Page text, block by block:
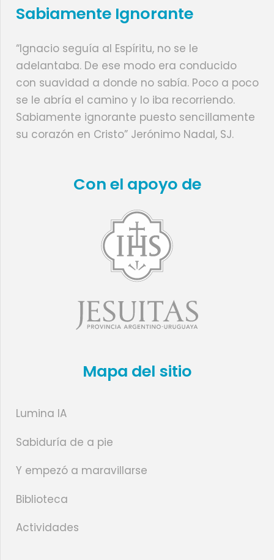
Sabiamente Ignorante
“Ignacio seguía al Espíritu, no se le
adelantaba. De ese modo era conducido
con suavidad a donde no sabía. Poco a poco
se le abría el camino y lo iba recorriendo.
Sabiamente ignorante puesto sencillamente
su corazón en Cristo” Jerónimo Nadal, SJ.
Con el apoyo de
Mapa del sitio
Lumina IA
Sabiduría de a pie
Y empezó a maravillarse
Biblioteca
Actividades